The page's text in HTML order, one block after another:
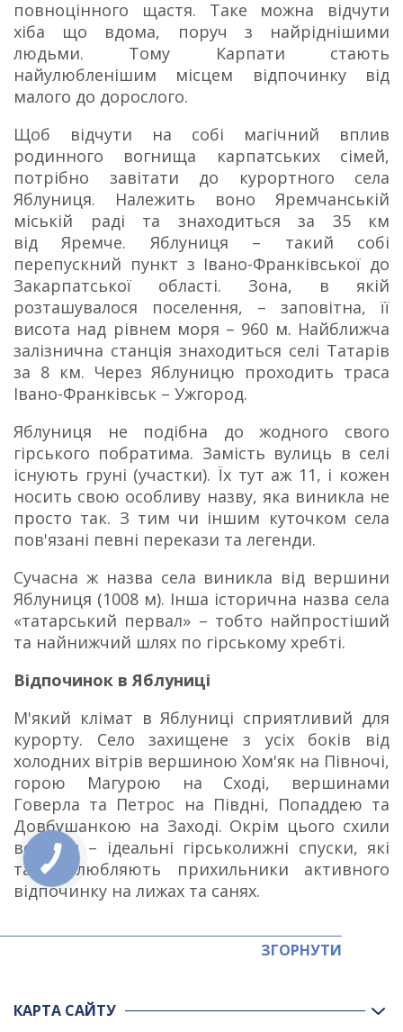
повноцінного щастя. Таке можна відчути
хіба що вдома, поруч з найріднішими
людьми. Тому Карпати стають
найулюбленішим місцем відпочинку від
малого до дорослого.
Щоб відчути на собі магічний вплив
родинного вогнища карпатських сімей,
потрібно завітати до курортного села
Яблуниця. Належить воно Яремчанській
міській раді та знаходиться за 35 км
від Яремче. Яблуниця – такий собі
перепускний пункт з Івано-Франківської до
Закарпатської області. Зона, в якій
розташувалося поселення, – заповітна, її
висота над рівнем моря – 960 м. Найближча
залізнична станція знаходиться селі Татарів
за 8 км. Через Яблуницю проходить траса
Івано-Франківськ – Ужгород.
Яблуниця не подібна до жодного свого
гірського побратима. Замість вулиць в селі
існують груні (участки). Їх тут аж 11, і кожен
носить свою особливу назву, яка виникла не
просто так. З тим чи іншим куточком села
пов'язані певні перекази та легенди.
Сучасна ж назва села виникла від вершини
Яблуниця (1008 м). Інша історична назва села
«татарський первал» – тобто найпростіший
та найнижчий шлях по гірському хребті.
Відпочинок в Яблуниці
М'який клімат в Яблуниці сприятливий для
курорту. Село захищене з усіх боків від
холодних вітрів вершиною Хом'як на Півночі,
горою Магурою на Сході, вершинами
Говерла та Петрос на Півдні, Попаддею та
Довбушанкою на Заході. Окрім цього схили
вершин – ідеальні гірськолижні спуски, які
так полюбляють прихильники активного
відпочинку на лижах та санях.
ЗГОРНУТИ
КАРТА САЙТУ